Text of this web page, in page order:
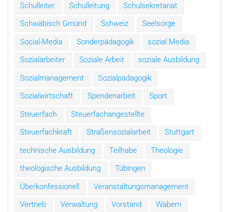
Schulleiter
Schulleitung
Schulsekretariat
Schwäbisch Gmünd
Schweiz
Seelsorge
Social-Media
Sonderpädagogik
sozial Media
Sozialarbeiter
Soziale Arbeit
soziale Ausbildung
Sozialmanagement
Sozialpädagogik
Sozialwirtschaft
Spendenarbeit
Sport
Steuerfach
Steuerfachangestellte
Steuerfachkraft
Straßensozialarbeit
Stuttgart
technische Ausbildung
Teilhabe
Theologie
theologische Ausbildung
Tübingen
Überkonfessionell
Veranstaltungsmanagement
Vertrieb
Verwaltung Vorstand
Wabern